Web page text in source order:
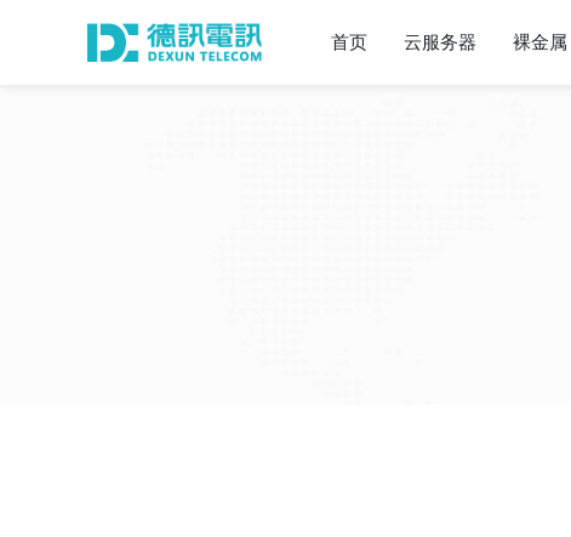
首页 云服务器 裸金属